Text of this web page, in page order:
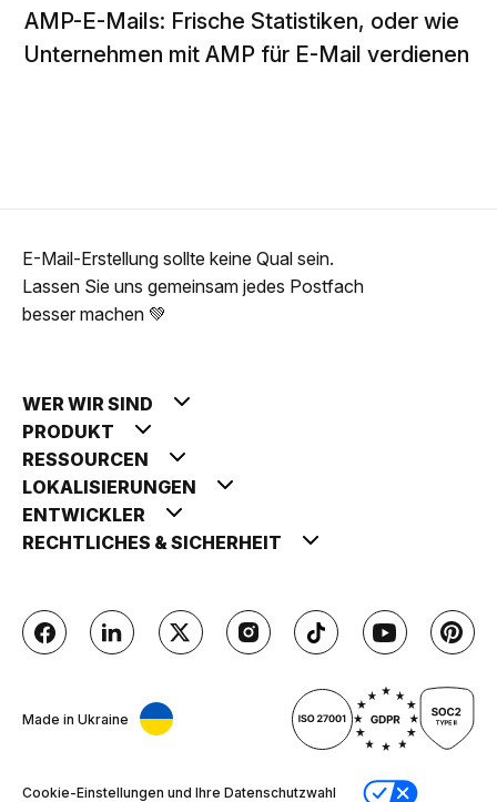
AMP-E-Mails: Frische Statistiken, oder wie
Unternehmen mit AMP für E-Mail verdienen
E-Mail-Erstellung sollte keine Qual sein.
Lassen Sie uns gemeinsam jedes Postfach
besser machen 💚
WER WIR SIND
PRODUKT
RESSOURCEN
LOKALISIERUNGEN
ENTWICKLER
RECHTLICHES & SICHERHEIT
Made in Ukraine
Cookie-Einstellungen und Ihre Datenschutzwahl